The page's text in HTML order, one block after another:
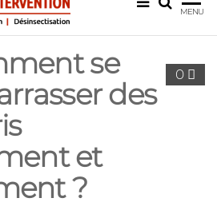
et
Nîmes
MENU
0
se
des
et
?